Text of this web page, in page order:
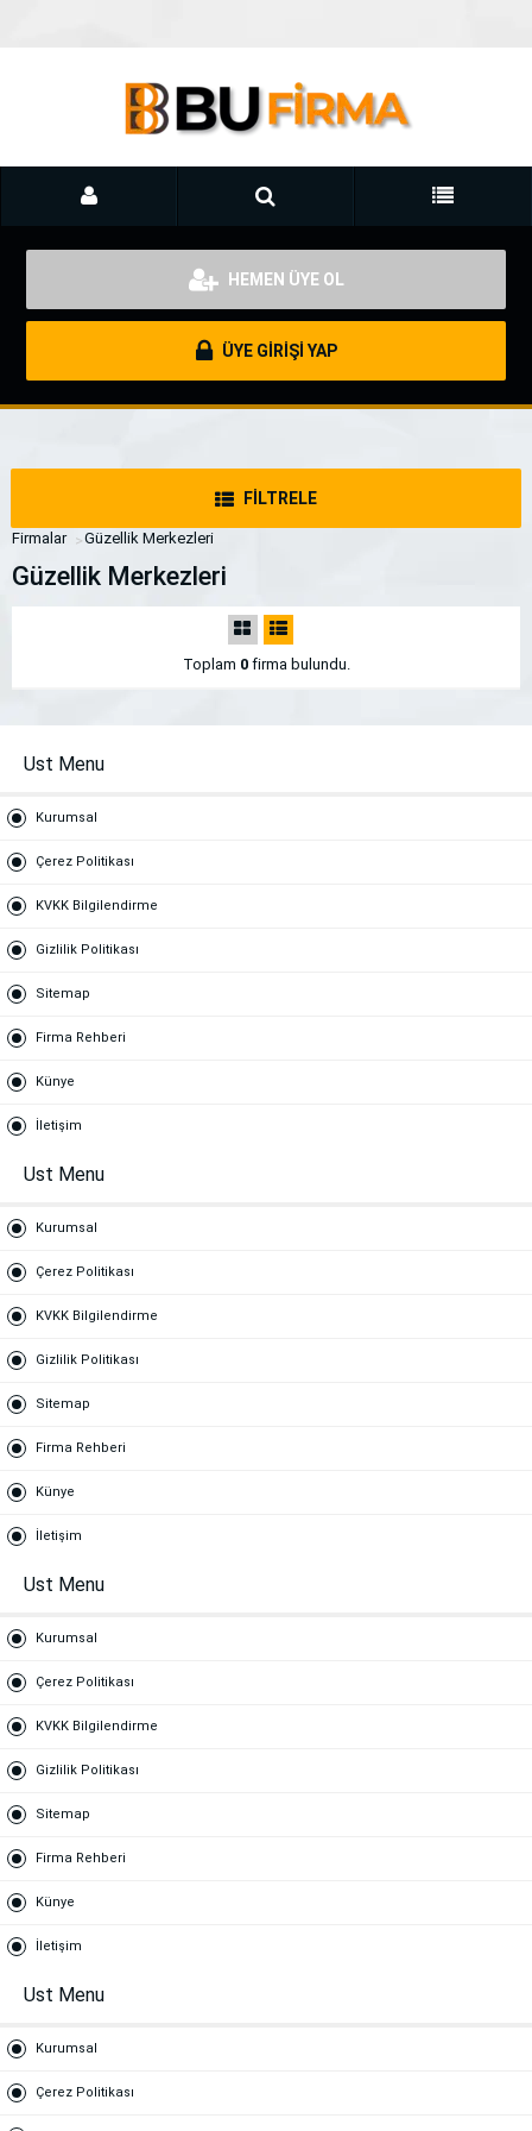
HEMEN ÜYE OL
ÜYE GİRİŞİ YAP
FİLTRELE
Firmalar Güzellik Merkezleri
Güzellik Merkezleri
Toplam 0firma bulundu.
Ust Menu
Kurumsal
Çerez Politikası
KVKK Bilgilendirme
Gizlilik Politikası
Sitemap
Firma Rehberi
Künye
İletişim
Ust Menu
Kurumsal
Çerez Politikası
KVKK Bilgilendirme
Gizlilik Politikası
Sitemap
Firma Rehberi
Künye
İletişim
Ust Menu
Kurumsal
Çerez Politikası
KVKK Bilgilendirme
Gizlilik Politikası
Sitemap
Firma Rehberi
Künye
İletişim
Ust Menu
Kurumsal
Çerez Politikası